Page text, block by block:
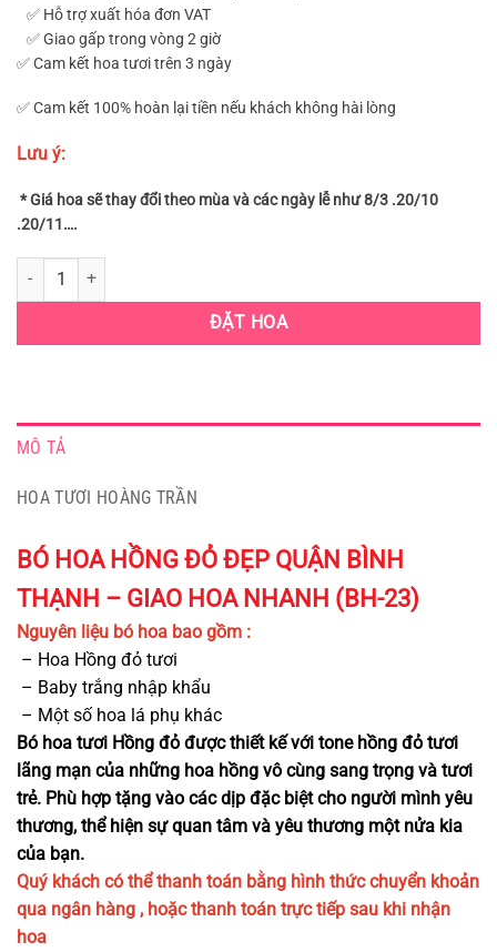
✅ Hỗ trợ xuất hóa đơn VAT
✅ Giao gấp trong vòng 2 giờ
✅ Cam kết hoa tươi trên 3 ngày
✅ Cam kết 100% hoàn lại tiền nếu khách không hài lòng
Lưu ý:
* Giá hoa sẽ thay đổi theo mùa và các ngày lễ như 8/3 .20/10
.20/11….
BÓ HOA HỒNG ĐỎ ĐẸP QUẬN BÌNH THẠNH - GIAO HOA NHANH
ĐẶT HOA
MÔ TẢ
HOA TƯƠI HOÀNG TRẦN
BÓ HOA HỒNG ĐỎ ĐẸP QUẬN BÌNH
THẠNH – GIAO HOA NHANH (BH-23)
Nguyên liệu bó hoa bao gồm :
– Hoa Hồng đỏ tươi
– Baby trắng nhập khẩu
– Một số hoa lá phụ khác
Bó hoa tươi Hồng đỏ được thiết kế với tone hồng đỏ tươi
lãng mạn của những hoa hồng vô cùng sang trọng và tươi
trẻ. Phù hợp tặng vào các dịp đặc biệt cho người mình yêu
thương, thể hiện sự quan tâm và yêu thương một nửa kia
của bạn.
Quý khách có thể thanh toán bằng hình thức chuyển khoản
qua ngân hàng , hoặc thanh toán trực tiếp sau khi nhận
hoa